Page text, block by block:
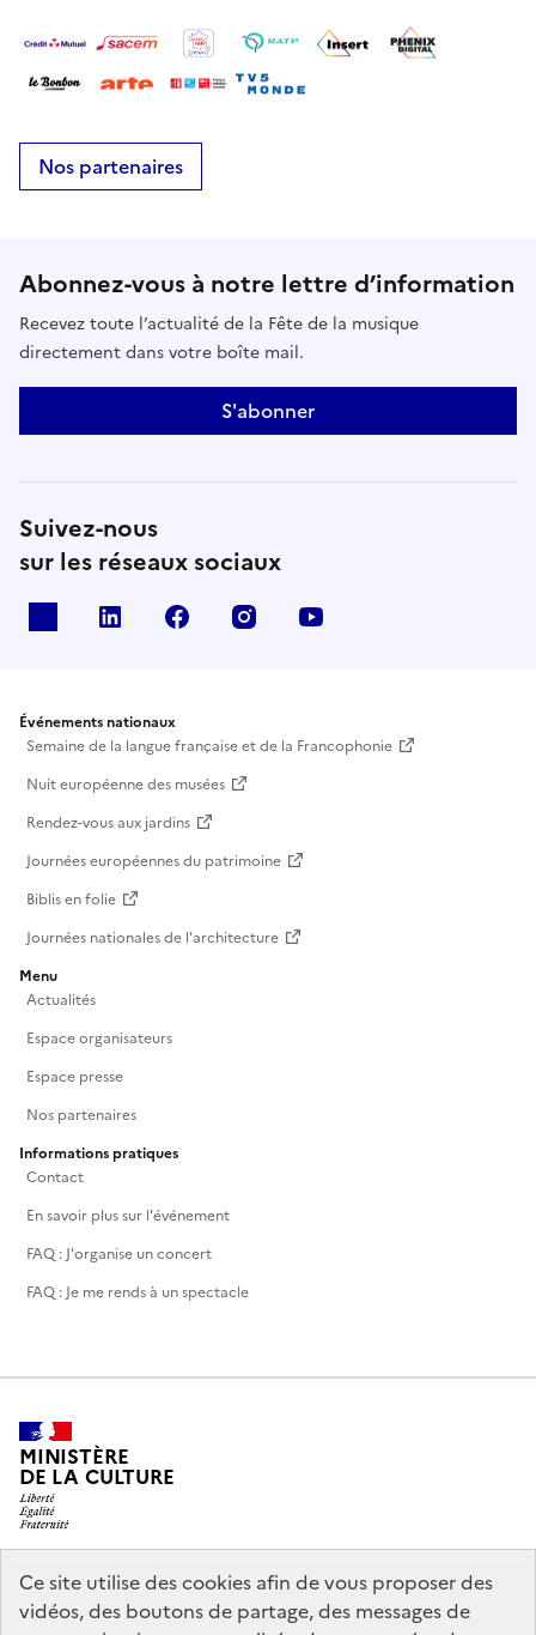
Ce site utilise des cookies afin de vous proposer des
vidéos, des boutons de partage, des messages de
Nos partenaires
Abonnez-vous à notre lettre d’information
Recevez toute l’actualité de la Fête de la musique
directement dans votre boîte mail.
S'abonner
Suivez-nous
sur les réseaux sociaux
Linkedin Facebook Instagram
Événements nationaux
Semaine de la langue française et de la Francophonie
Nuit européenne des musées
Rendez-vous aux jardins
Journées européennes du patrimoine
Biblis en folie
Journées nationales de l'architecture
Menu
Actualités
Espace organisateurs
Espace presse
Nos partenaires
Informations pratiques
Contact
En savoir plus sur l'événement
FAQ : J'organise un concert
FAQ : Je me rends à un spectacle
MINISTÈRE
DE LA CULTURE
legifrance.gouv.fr info.gouv.fr